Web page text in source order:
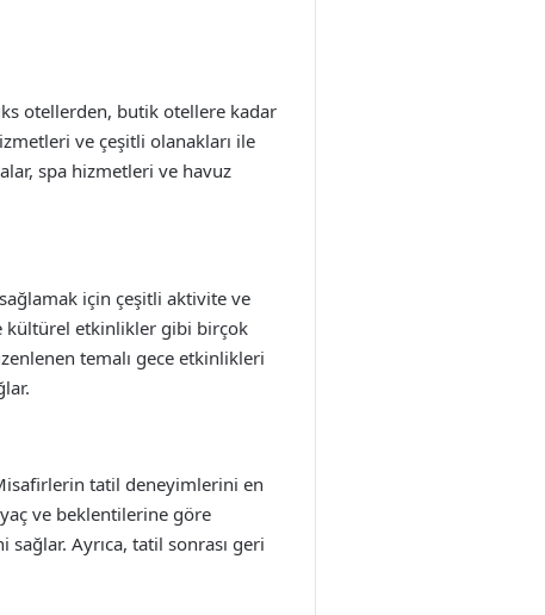
otellerden, butik otellere kadar
ve çeşitli olanakları ile
spa hizmetleri ve havuz
için çeşitli aktivite ve
kültürel etkinlikler gibi birçok
temalı gece etkinlikleri
tatil deneyimlerini en
ve beklentilerine göre
Ayrıca, tatil sonrası geri